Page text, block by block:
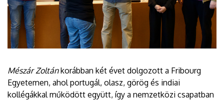
Mészár Zoltánkorábban két évet dolgozott a Fribourg
Egyetemen, ahol portugál, olasz, görög és indiai
kollégákkal működött együtt, így a nemzetközi csapatban